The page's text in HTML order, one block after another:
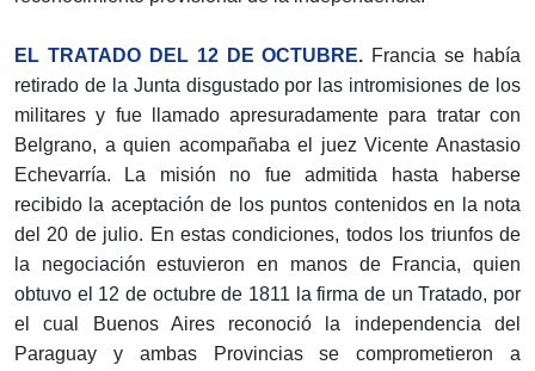
EL TRATADO DEL 12 DE OCTUBRE. Francia se había
retirado de la Junta disgustado por las intromisiones de los
militares y fue llamado apresuradamente para tratar con
Belgrano, a quien acompañaba el juez Vicente Anastasio
Echevarría. La misión no fue admitida hasta haberse
recibido la aceptación de los puntos contenidos en la nota
del 20 de julio. En estas condiciones, todos los triunfos de
la negociación estuvieron en manos de Francia, quien
obtuvo el 12 de octubre de 1811 la firma de un Tratado, por
el cual Buenos Aires reconoció la independencia del
Paraguay y ambas Provincias se comprometieron a